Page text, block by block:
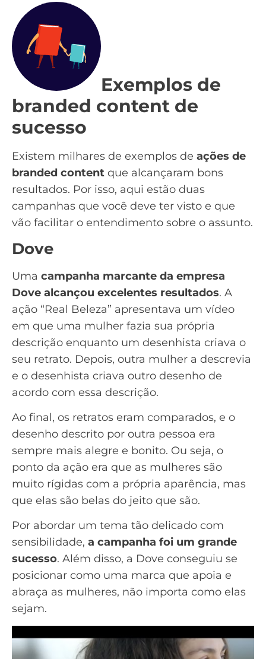
Exemplos de
branded content de
sucesso
Existem milhares de exemplos de ações de
branded content que alcançaram bons
resultados. Por isso, aqui estão duas
campanhas que você deve ter visto e que
vão facilitar o entendimento sobre o assunto.
Dove
Uma campanha marcante da empresa
Dove alcançou excelentes resultados. A
ação “Real Beleza” apresentava um vídeo
em que uma mulher fazia sua própria
descrição enquanto um desenhista criava o
seu retrato. Depois, outra mulher a descrevia
e o desenhista criava outro desenho de
acordo com essa descrição.
Ao final, os retratos eram comparados, e o
desenho descrito por outra pessoa era
sempre mais alegre e bonito. Ou seja, o
ponto da ação era que as mulheres são
muito rígidas com a própria aparência, mas
que elas são belas do jeito que são.
Por abordar um tema tão delicado com
sensibilidade, a campanha foi um grande
sucesso. Além disso, a Dove conseguiu se
posicionar como uma marca que apoia e
abraça as mulheres, não importa como elas
sejam.